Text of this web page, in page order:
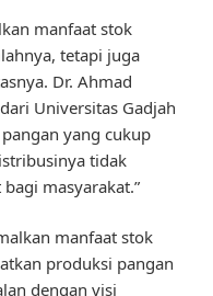
manfaat stok
tetapi juga
Dr. Ahmad
Universitas Gadjah
yang cukup
tidak
masyarakat.”
manfaat stok
produksi pangan
dengan visi